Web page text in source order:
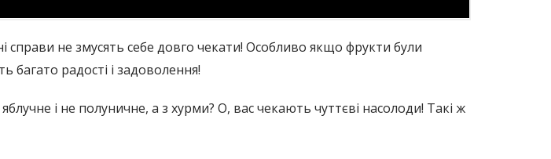
не змусять себе довго чекати! Особливо якщо фрукти були
багато радості і задоволення!
і не полуничне, а з хурми? О, вас чекають чуттєві насолоди! Такі ж